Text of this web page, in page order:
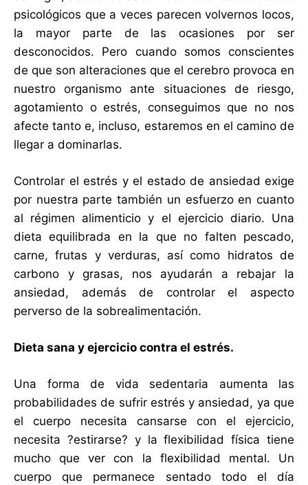
psicológicos que a veces parecen volvernos locos,
la mayor parte de las ocasiones por ser
desconocidos. Pero cuando somos conscientes
de que son alteraciones que el cerebro provoca en
nuestro organismo ante situaciones de riesgo,
agotamiento o estrés, conseguimos que no nos
afecte tanto e, incluso, estaremos en el camino de
llegar a dominarlas.
Controlar el estrés y el estado de ansiedad exige
por nuestra parte también un esfuerzo en cuanto
al régimen alimenticio y el ejercicio diario. Una
dieta equilibrada en la que no falten pescado,
carne, frutas y verduras, así como hidratos de
carbono y grasas, nos ayudarán a rebajar la
ansiedad, además de controlar el aspecto
perverso de la sobrealimentación.
Dieta sana y ejercicio contra el estrés.
Una forma de vida sedentaria aumenta las
probabilidades de sufrir estrés y ansiedad, ya que
el cuerpo necesita cansarse con el ejercicio,
necesita ?estirarse? y la flexibilidad física tiene
mucho que ver con la flexibilidad mental. Un
cuerpo que permanece sentado todo el día